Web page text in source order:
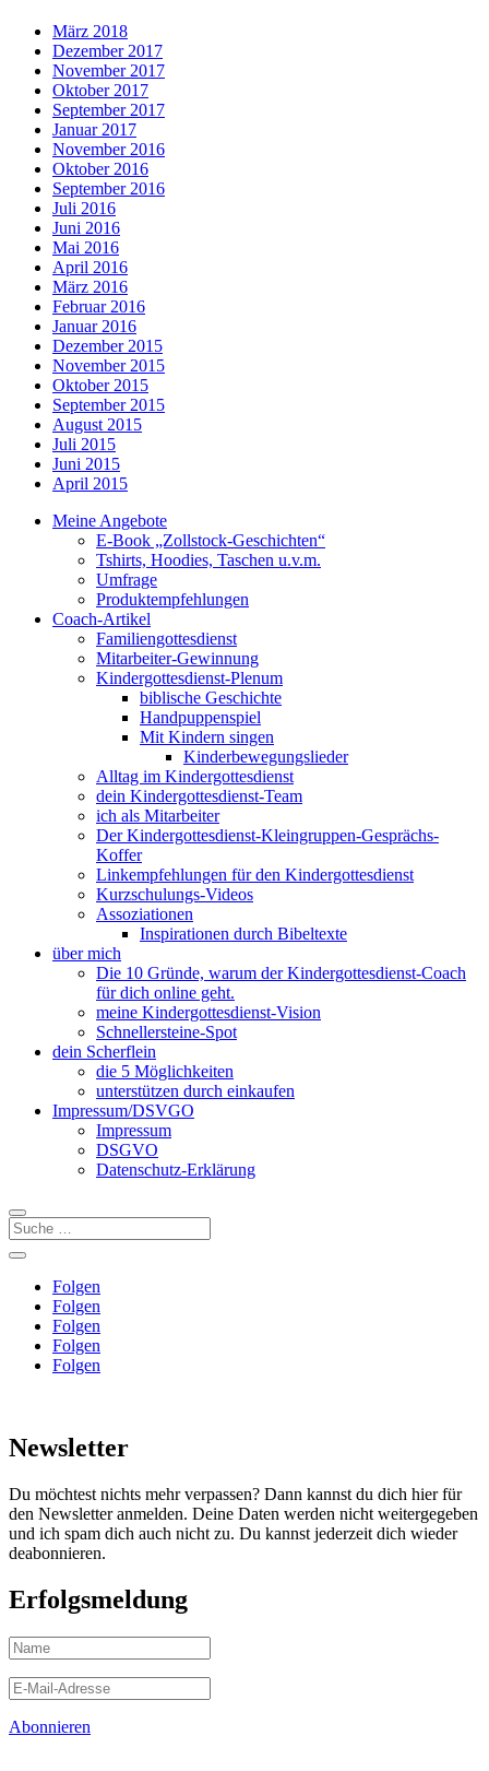
März 2018
Dezember 2017
November 2017
Oktober 2017
September 2017
Januar 2017
November 2016
Oktober 2016
September 2016
Juli 2016
Juni 2016
Mai 2016
April 2016
März 2016
Februar 2016
Januar 2016
Dezember 2015
November 2015
Oktober 2015
September 2015
August 2015
Juli 2015
Juni 2015
April 2015
Meine Angebote
E-Book „Zollstock-Geschichten“
Tshirts, Hoodies, Taschen u.v.m.
Umfrage
Produktempfehlungen
Coach-Artikel
Familiengottesdienst
Mitarbeiter-Gewinnung
Kindergottesdienst-Plenum
biblische Geschichte
Handpuppenspiel
Mit Kindern singen
Kinderbewegungslieder
Alltag im Kindergottesdienst
dein Kindergottesdienst-Team
ich als Mitarbeiter
Der Kindergottesdienst-Kleingruppen-Gesprächs-
Koffer
Linkempfehlungen für den Kindergottesdienst
Kurzschulungs-Videos
Assoziationen
Inspirationen durch Bibeltexte
über mich
Die 10 Gründe, warum der Kindergottesdienst-Coach
für dich online geht.
meine Kindergottesdienst-Vision
Schnellersteine-Spot
dein Scherflein
die 5 Möglichkeiten
unterstützen durch einkaufen
Impressum/DSVGO
Impressum
DSGVO
Datenschutz-Erklärung
Folgen
Folgen
Folgen
Folgen
Folgen
Newsletter
Du möchtest nichts mehr verpassen? Dann kannst du dich hier für
den Newsletter anmelden. Deine Daten werden nicht weitergegeben
und ich spam dich auch nicht zu. Du kannst jederzeit dich wieder
deabonnieren.
Erfolgsmeldung
Abonnieren